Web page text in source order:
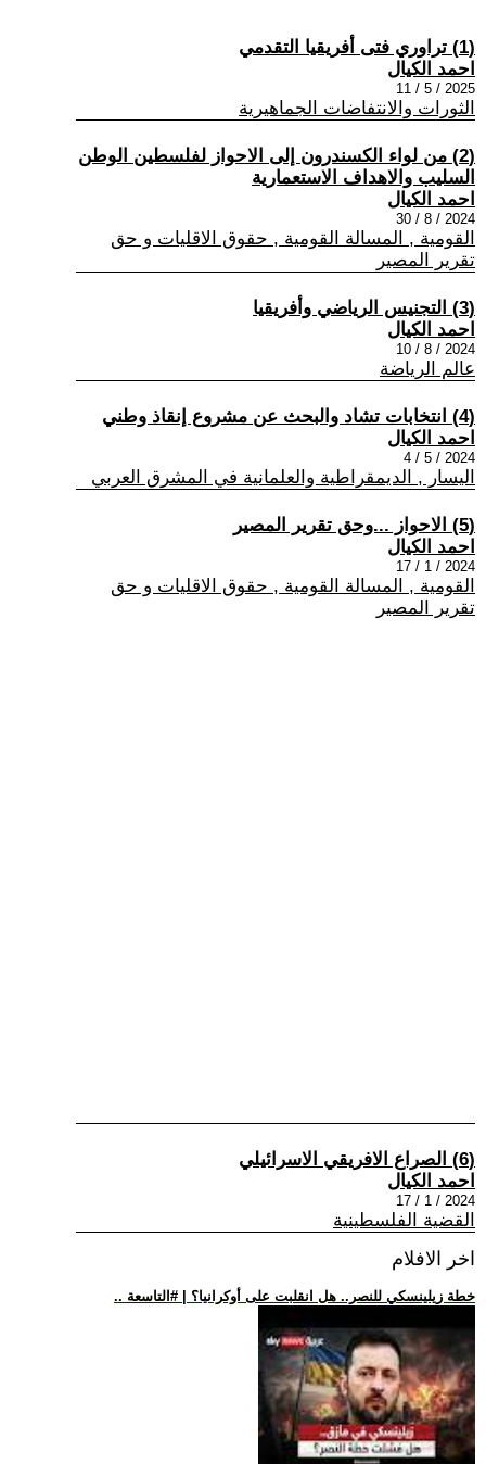
(1) تراوري فتى أفريقيا التقدمي
احمد الكيال
2025 / 5 / 11
الثورات والانتفاضات الجماهيرية
(2) من لواء الكسندرون إلى الاحواز لفلسطين الوطن
السليب والاهداف الاستعمارية
احمد الكيال
2024 / 8 / 30
القومية , المسالة القومية , حقوق الاقليات و حق
تقرير المصير
(3) التجنيس الرياضي وأفريقيا
احمد الكيال
2024 / 8 / 10
عالم الرياضة
(4) انتخابات تشاد والبحث عن مشروع إنقاذ وطني
احمد الكيال
2024 / 5 / 4
اليسار , الديمقراطية والعلمانية في المشرق العربي
(5) الاحواز ...وحق تقرير المصير
احمد الكيال
2024 / 1 / 17
القومية , المسالة القومية , حقوق الاقليات و حق
تقرير المصير
(6) الصراع الافريقي الاسرائيلي
احمد الكيال
2024 / 1 / 17
القضية الفلسطينية
اخر الافلام
.. خطة زيلينسكي للنصر.. هل انقلبت على أوكرانيا؟ | #التاسعة